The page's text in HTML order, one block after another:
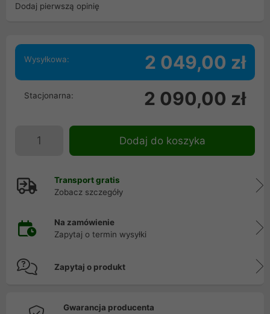
Dodaj pierwszą opinię
Wysyłkowa: 2 049,00 zł
Stacjonarna: 2 090,00 zł
Dodaj do koszyka
Transport gratis
Zobacz szczegóły
Na zamówienie
Zapytaj o termin wysyłki
Zapytaj o produkt
Gwarancja producenta